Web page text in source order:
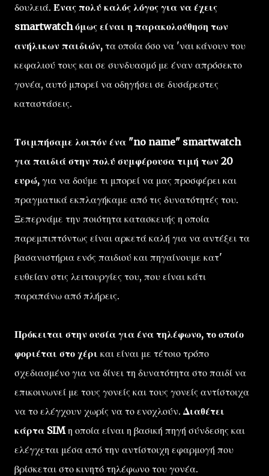
δουλειά. Ένας πολύ καλός λόγος για να έχεις
smartwatch όμως είναι η παρακολούθηση των
ανήλικων παιδιών, τα οποία όσο να 'ναι κάνουν του
κεφαλιού τους και σε συνδυασμό με έναν απρόσεκτο
γονέα, αυτό μπορεί να οδηγήσει σε δυσάρεστες
καταστάσεις.
Τσιμπήσαμε λοιπόν ένα "no name" smartwatch
για παιδιά στην πολύ συμφέρουσα τιμή των 20
ευρώ, για να δούμε τι μπορεί να μας προσφέρει και
πραγματικά εκπλαγήκαμε από τις δυνατότητές του.
Ξεπερνάμε την ποιότητα κατασκευής η οποία
παρεμπιπτόντως είναι αρκετά καλή για να αντέξει τα
βασανιστήρια ενός παιδιού και πηγαίνουμε κατ'
ευθείαν στις λειτουργίες του, που είναι κάτι
παραπάνω από πλήρεις.
Πρόκειται στην ουσία για ένα τηλέφωνο, το οποίο
φοριέται στο χέρι και είναι με τέτοιο τρόπο
σχεδιασμένο για να δίνει τη δυνατότητα στο παιδί να
επικοινωνεί με τους γονείς και τους γονείς αντίστοιχα
να το ελέγχουν χωρίς να το ενοχλούν. Διαθέτει
κάρτα SIMη οποία είναι η βασική πηγή σύνδεσης και
ελέγχεται μέσα από την αντίστοιχη εφαρμογή που
βρίσκεται στο κινητό τηλέφωνο του γονέα.